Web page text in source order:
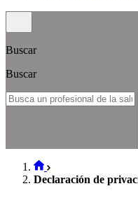
Buscar
Buscar
Declaración de